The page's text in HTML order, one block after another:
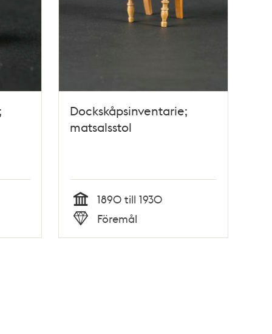
Dockskåpsinventarie;
matsalsstol
Tid
1890 till 1930
Typ
Föremål